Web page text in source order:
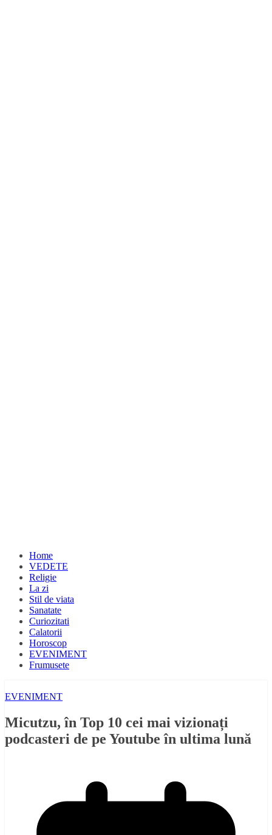
Home
VEDETE
Religie
La zi
Stil de viata
Sanatate
Curiozitati
Calatorii
Horoscop
EVENIMENT
Frumusete
EVENIMENT
Micutzu, în Top 10 cei mai vizionați
podcasteri de pe Youtube în ultima lună